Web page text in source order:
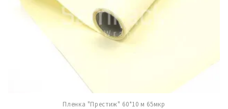
Пленка "Престиж" 60*10 м 65мкр